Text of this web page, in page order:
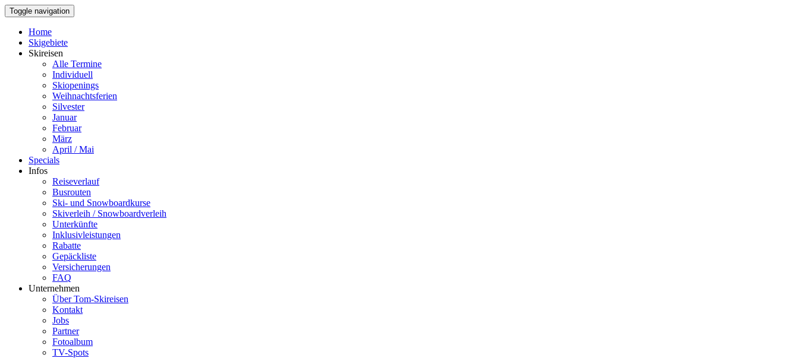
Toggle navigation
Home
Skigebiete
Skireisen
Alle Termine
Individuell
Skiopenings
Weihnachtsferien
Silvester
Januar
Februar
März
April / Mai
Specials
Infos
Reiseverlauf
Busrouten
Ski- und Snowboardkurse
Skiverleih / Snowboardverleih
Unterkünfte
Inklusivleistungen
Rabatte
Gepäckliste
Versicherungen
FAQ
Unternehmen
Über Tom-Skireisen
Kontakt
Jobs
Partner
Fotoalbum
TV-Spots